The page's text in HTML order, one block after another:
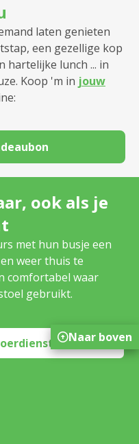
laten genieten
een gezellige kop
hartelijke lunch ... in
Koop 'm in jouw
ook als je
met hun busje een
weer thuis te
comfortabel waar
gebruikt.
Naar boven